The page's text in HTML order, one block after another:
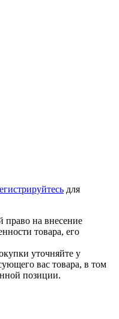
для
право на внесение
товара, его
уточняйте у
вас товара, в том
позиции.